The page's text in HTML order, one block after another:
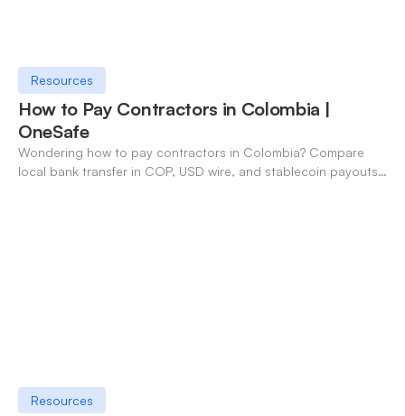
Resources
How to Pay Contractors in Colombia |
OneSafe
Wondering how to pay contractors in Colombia? Compare
local bank transfer in COP, USD wire, and stablecoin payouts.
Resources